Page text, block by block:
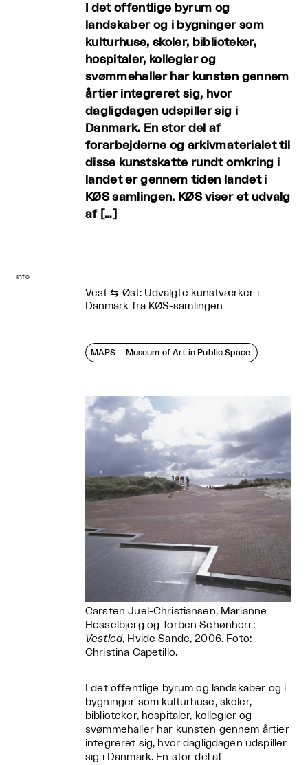
I det offentlige byrum og
landskaber og i bygninger som
kulturhuse, skoler, biblioteker,
hospitaler, kollegier og
svømmehaller har kunsten gennem
årtier integreret sig, hvor
dagligdagen udspiller sig i
Danmark. En stor del af
forarbejderne og arkivmaterialet til
disse kunstskatte rundt omkring i
landet er gennem tiden landet i
KØS samlingen. KØS viser et udvalg
af […]
info
Vest ⇆ Øst: Udvalgte kunstværker i
Danmark fra KØS-samlingen
MAPS – Museum of Art in Public Space
Carsten Juel-Christiansen, Marianne
Hesselbjerg og Torben Schønherr:
Vestled, Hvide Sande, 2006. Foto:
Christina Capetillo.
I det offentlige byrum og landskaber og i
bygninger som kulturhuse, skoler,
biblioteker, hospitaler, kollegier og
svømmehaller har kunsten gennem årtier
integreret sig, hvor dagligdagen udspiller
sig i Danmark. En stor del af